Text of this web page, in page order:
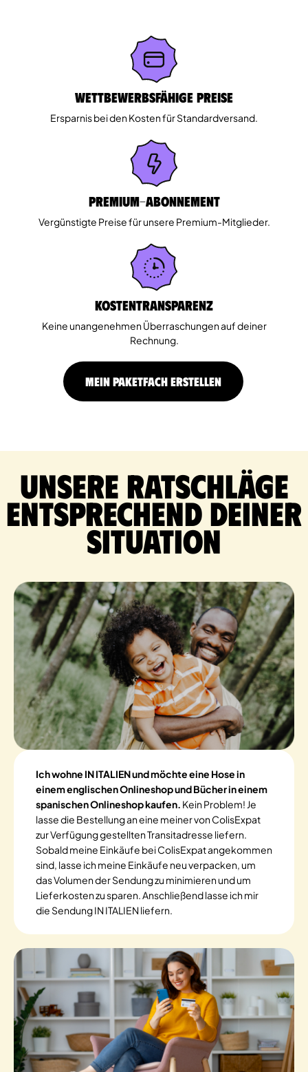
Wettbewerbsfähige Preise
Ersparnis bei den Kosten für Standardversand.
Premium-Abonnement
Vergünstigte Preise für unsere Premium-Mitglieder.
Kostentransparenz
Keine unangenehmen Überraschungen auf deiner
Rechnung.
MEIN PAKETFACH ERSTELLEN
Unsere Ratschläge
entsprechend deiner
Situation
Ich wohne IN ITALIEN und möchte eine Hose in
einem englischen Onlineshop und Bücher in einem
spanischen Onlineshop kaufen. Kein Problem! Je
lasse die Bestellung an eine meiner von ColisExpat
zur Verfügung gestellten Transitadresse liefern.
Sobald meine Einkäufe bei ColisExpat angekommen
sind, lasse ich meine Einkäufe neu verpacken, um
das Volumen der Sendung zu minimieren und um
Lieferkosten zu sparen. Anschließend lasse ich mir
die Sendung IN ITALIEN liefern.